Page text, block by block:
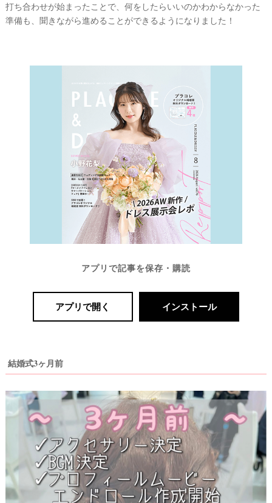
打ち合わせが始まったことで、何をしたらいいのかわからなかった
準備も、聞きながら進めることができるようになりました！
アプリで記事を保存・購読
アプリで開く インストール
結婚式3ヶ月前